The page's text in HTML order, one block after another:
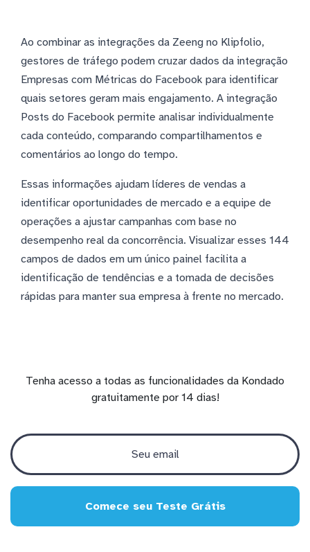
Ao combinar as integrações da Zeeng no Klipfolio,
gestores de tráfego podem cruzar dados da integração
Empresas com Métricas do Facebook para identificar
quais setores geram mais engajamento. A integração
Posts do Facebook permite analisar individualmente
cada conteúdo, comparando compartilhamentos e
comentários ao longo do tempo.
Essas informações ajudam líderes de vendas a
identificar oportunidades de mercado e a equipe de
operações a ajustar campanhas com base no
desempenho real da concorrência. Visualizar esses 144
campos de dados em um único painel facilita a
identificação de tendências e a tomada de decisões
rápidas para manter sua empresa à frente no mercado.
Tenha acesso a todas as funcionalidades da Kondado
gratuitamente por 14 dias!
Comece seu Teste Grátis